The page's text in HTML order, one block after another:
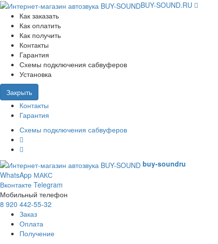
BUY-SOUND.RU
Как заказать
Как оплатить
Как получить
Контакты
Гарантия
Схемы подключения сабвуферов
Установка
Закрыть
Контакты
Гарантия
Схемы подключения сабвуферов
buy-soundru
WhatsApp МАКС
Вконтакте Telegram
Мобильный телефон
8 920 442-55-32
Заказ
Оплата
Получение